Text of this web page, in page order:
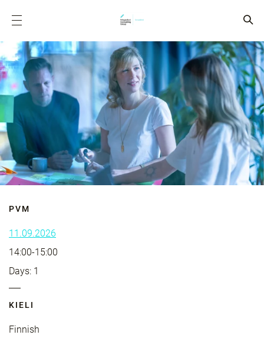
PVM
11.09.2026
14:00-15:00
Days: 1
KIELI
Finnish